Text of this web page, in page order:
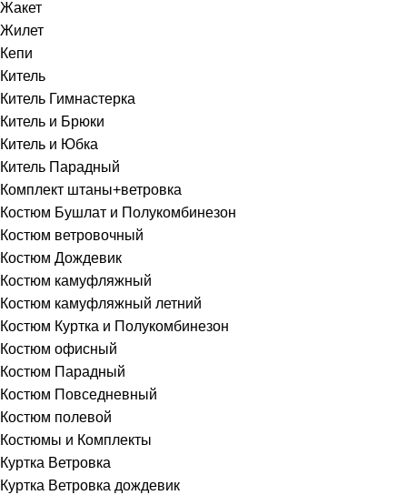
Жакет
Жилет
Кепи
Китель
Китель Гимнастерка
Китель и Брюки
Китель и Юбка
Китель Парадный
Комплект штаны+ветровка
Костюм Бушлат и Полукомбинезон
Костюм ветровочный
Костюм Дождевик
Костюм камуфляжный
Костюм камуфляжный летний
Костюм Куртка и Полукомбинезон
Костюм офисный
Костюм Парадный
Костюм Повседневный
Костюм полевой
Костюмы и Комплекты
Куртка Ветровка
Куртка Ветровка дождевик